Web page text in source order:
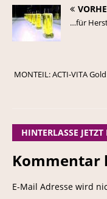
…für
MONTEIL: ACTI-VITA
HINTERLASSE
Kommentar
E-Mail Adresse wird